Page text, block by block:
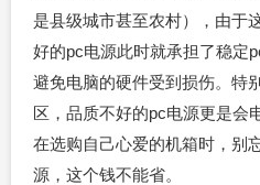
是县级城市甚至农村），由于
好的pc电源此时就承担了稳定
避免电脑的硬件受到损伤。特
区，品质不好的pc电源更是会
在选购自己心爱的机箱时，别
源，这个钱不能省。